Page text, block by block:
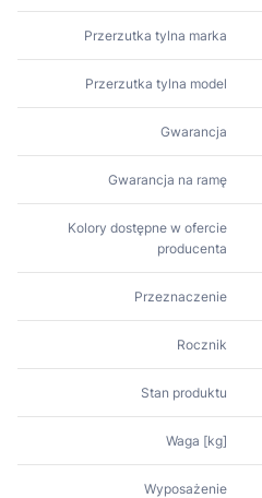
Przerzutka tylna marka
Przerzutka tylna model
Gwarancja
Gwarancja na ramę
Kolory dostępne w ofercie
producenta
Przeznaczenie
Rocznik
Stan produktu
Waga [kg]
Wyposażenie